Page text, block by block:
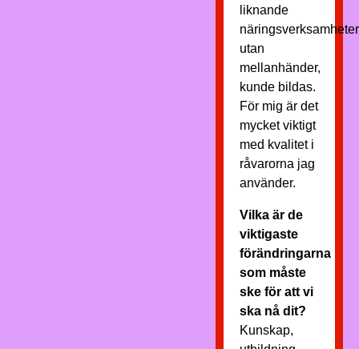
liknande
utan
mellanhänder,
kunde bildas.
För mig är det
mycket viktigt
med kvalitet i
råvarorna jag
använder.
Vilka är de
viktigaste
förändringarna
som måste
ske för att vi
ska nå dit?
Kunskap,